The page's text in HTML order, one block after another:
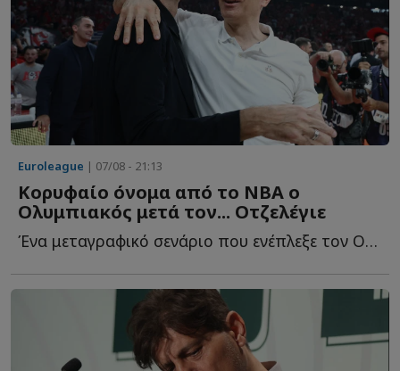
Euroleague | 07/08 - 21:13
Κορυφαίο όνομα από το NBA ο
Ολυμπιακός μετά τον... Οτζελέγιε
Ένα μεταγραφικό σενάριο που ενέπλεξε τον Ολυμπιακό κ...